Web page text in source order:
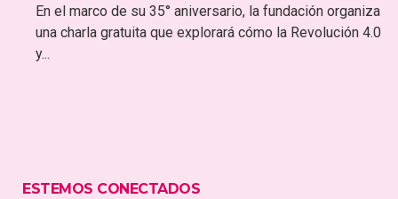
En el marco de su 35° aniversario, la fundación organiza
una charla gratuita que explorará cómo la Revolución 4.0
y...
ESTEMOS CONECTADOS